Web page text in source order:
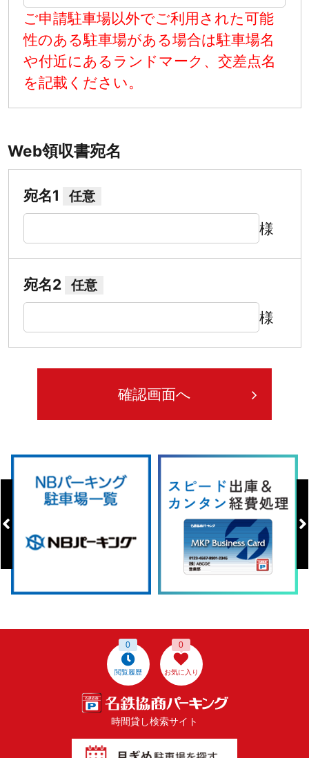
ご申請駐車場以外でご利用された可能
性のある駐車場がある場合は駐車場名
や付近にあるランドマーク、交差点名
を記載ください。
Web領収書宛名
宛名1 任意
様
宛名2 任意
様
閲覧履歴
0
お気に入り
0
時間貸し検索サイト